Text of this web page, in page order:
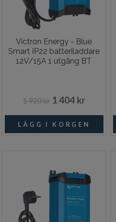
Victron Energy - Blue
Smart IP22 batteriladdare
12V/15A 1 utgång BT
1 920 kr 1 404 kr